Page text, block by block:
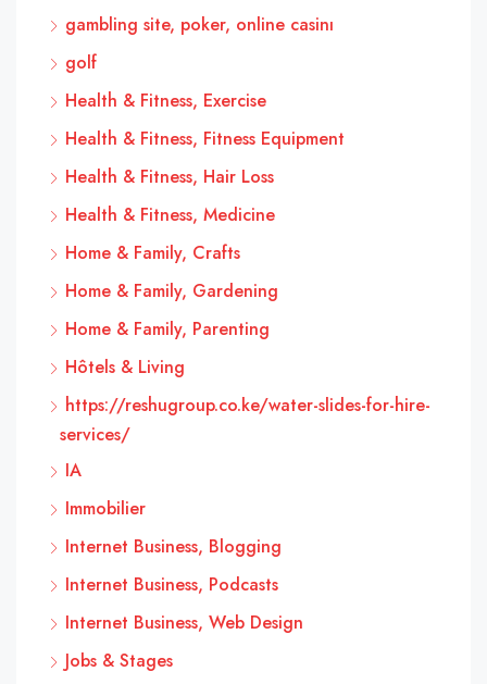
gambling site, poker, online casinı
golf
Health & Fitness, Exercise
Health & Fitness, Fitness Equipment
Health & Fitness, Hair Loss
Health & Fitness, Medicine
Home & Family, Crafts
Home & Family, Gardening
Home & Family, Parenting
Hôtels & Living
https://reshugroup.co.ke/water-slides-for-hire-
services/
IA
Immobilier
Internet Business, Blogging
Internet Business, Podcasts
Internet Business, Web Design
Jobs & Stages